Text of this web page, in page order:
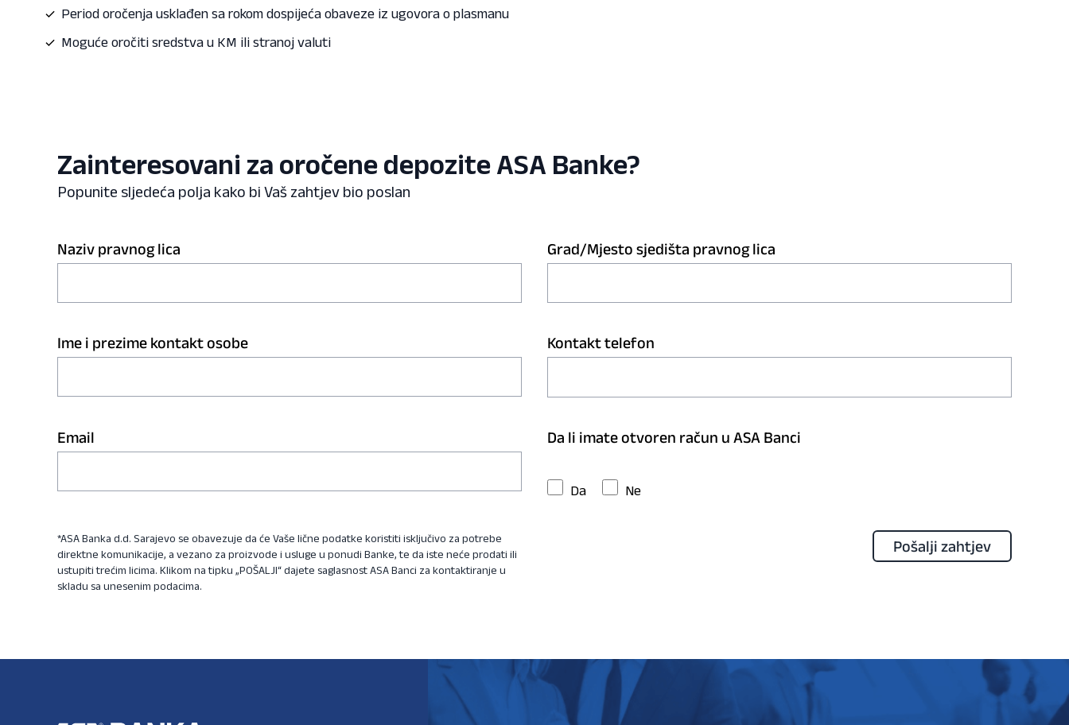
Period oročenja usklađen sa rokom dospijeća obaveze iz ugovora o plasmanu
Moguće oročiti sredstva u KM ili stranoj valuti
Zainteresovani za oročene depozite ASA Banke?
Popunite sljedeća polja kako bi Vaš zahtjev bio poslan
Naziv pravnog lica Grad/Mjesto sjedišta pravnog lica
Ime i prezime kontakt osobe Kontakt telefon
Email Da li imate otvoren račun u ASA Banci
Da Ne
*ASA Banka d.d. Sarajevo se obavezuje da će Vaše lične podatke koristiti isključivo za potrebe
direktne komunikacije, a vezano za proizvode i usluge u ponudi Banke, te da iste neće prodati ili
ustupiti trećim licima. Klikom na tipku „POŠALJI“ dajete saglasnost ASA Banci za kontaktiranje u
skladu sa unesenim podacima.